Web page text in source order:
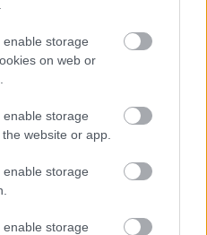
storage
on web or
storage
website or app.
storage
storage
játékok - egyik
foglalkozó svéd Embracer
meg A Gyűrűk Ura
Zaentz Companytől.